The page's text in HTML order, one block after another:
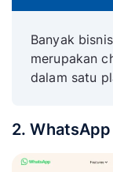
Banyak
merupakan
dalam satu
2. WhatsApp